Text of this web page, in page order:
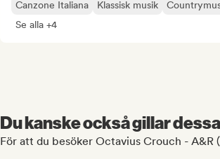
Canzone Italiana Klassisk musik
Se alla +4
Du kanske också gillar
För att du besöker Octavius Crouch - A&R